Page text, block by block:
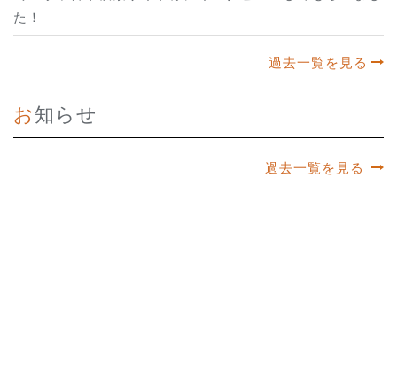
た！
過去一覧を見る
お知らせ
過去一覧を見る